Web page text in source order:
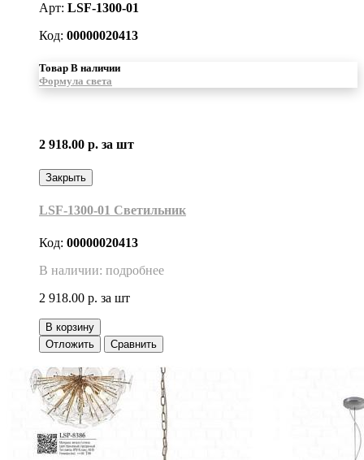
Арт: LSF-1300-01
Код: 00000020413
Товар В наличии
Формула света
2 918.00 р. за шт
Закрыть
LSF-1300-01 Светильник
Код: 00000020413
В наличии: подробнее
2 918.00 р. за шт
В корзину
Отложить
Сравнить